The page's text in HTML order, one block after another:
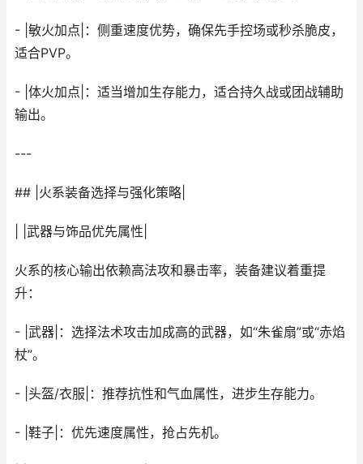
- |敏火加点|：侧重速度优势，确保先手控场或秒杀脆皮，
适合PVP。
- |体火加点|：适当增加生存能力，适合持久战或团战辅助
输出。
---
## |火系装备选择与强化策略|
| |武器与饰品优先属性|
火系的核心输出依赖高法攻和暴击率，装备建议着重提
升：
- |武器|：选择法术攻击加成高的武器，如“朱雀扇”或“赤焰
杖”。
- |头盔/衣服|：推荐抗性和气血属性，进步生存能力。
- |鞋子|：优先速度属性，抢占先机。